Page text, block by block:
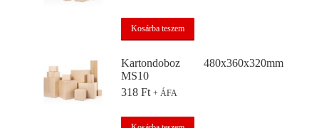
Kosárba teszem
Kartondoboz 480x360x320mm
MS10
318 Ft + ÁFA